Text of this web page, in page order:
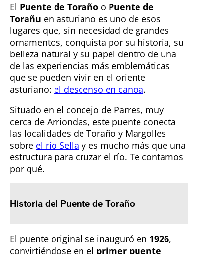
El Puente de Toraño o Puente de
Torañu en asturiano es uno de esos
lugares que, sin necesidad de grandes
ornamentos, conquista por su historia, su
belleza natural y su papel dentro de una
de las experiencias más emblemáticas
que se pueden vivir en el oriente
asturiano: el descenso en canoa.
Situado en el concejo de Parres, muy
cerca de Arriondas, este puente conecta
las localidades de Toraño y Margolles
sobre el río Sella y es mucho más que una
estructura para cruzar el río. Te contamos
por qué.
Historia del Puente de Toraño
El puente original se inauguró en 1926,
convirtiéndose en el primer puente